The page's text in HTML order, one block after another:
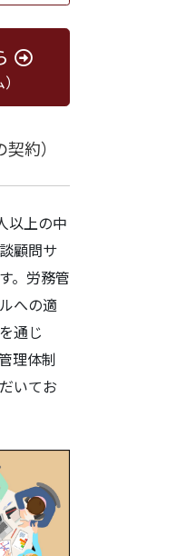
約）
以上の中
顧問サ
。労務管
への適
通じ
理体制
いてお